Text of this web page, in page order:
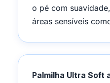
o pé com
áreas sensíveis
Palmilha Ultra Soft